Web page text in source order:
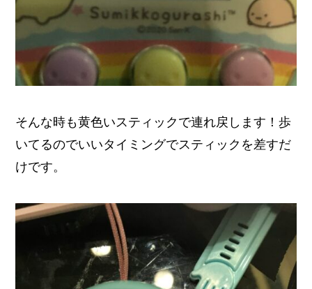
そんな時も黄色いスティックで連れ戻します！歩
いてるのでいいタイミングでスティックを差すだ
けです。